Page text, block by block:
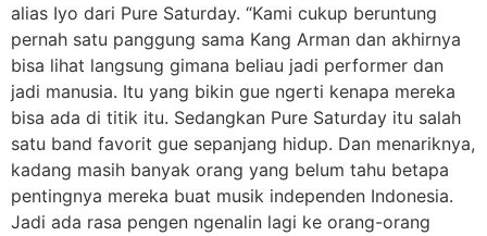
alias Iyo dari Pure Saturday. “Kami cukup beruntung
pernah satu panggung sama Kang Arman dan akhirnya
bisa lihat langsung gimana beliau jadi performer dan
jadi manusia. Itu yang bikin gue ngerti kenapa mereka
bisa ada di titik itu. Sedangkan Pure Saturday itu salah
satu band favorit gue sepanjang hidup. Dan menariknya,
kadang masih banyak orang yang belum tahu betapa
pentingnya mereka buat musik independen Indonesia.
Jadi ada rasa pengen ngenalin lagi ke orang-orang